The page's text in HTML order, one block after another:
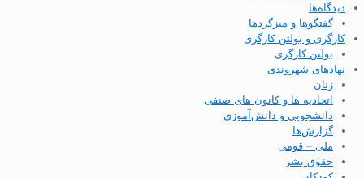
دیدگاه‌ها
گفتگوها و میزگردها
کارگری و بولتن کارگری
بولتن کارگری
نهادهای شهروندی
زنان
اتحادیه ها و کانون های صنفی
دانشجویی و دانش‌آموزی
گزارش‌ها
ملی – قومی
حقوق بشر